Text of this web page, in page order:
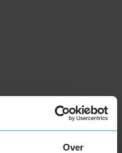
Over